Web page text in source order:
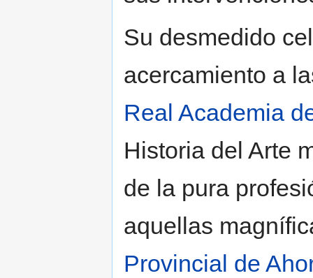
Su desmedido
acercamiento a
Real Academia
Historia del Arte
de la pura
aquellas
Provincial de